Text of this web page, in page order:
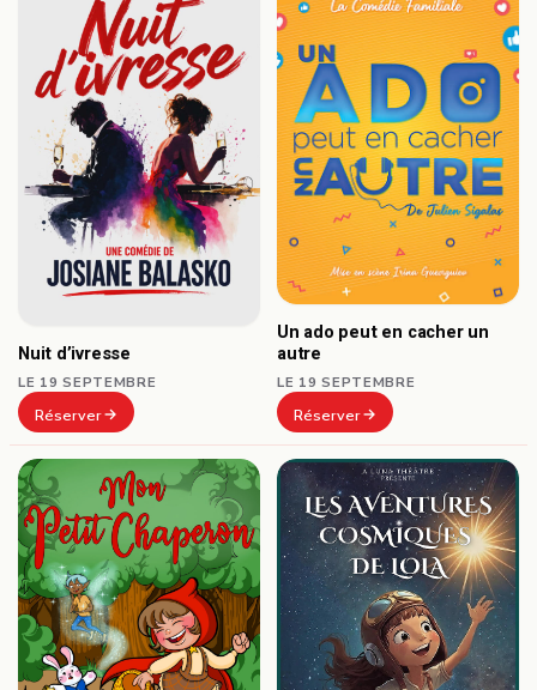
Nuit d’ivresse
LE 19 SEPTEMBRE
Réserver
Un ado peut en cacher un
autre
LE 19 SEPTEMBRE
Réserver